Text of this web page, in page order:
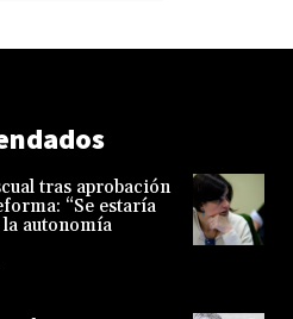
tras aprobación
“Se estaría
autonomía